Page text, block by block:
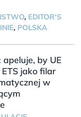
, EDITOR'S
, POLSKA
apeluje, by UE
jako filar
w